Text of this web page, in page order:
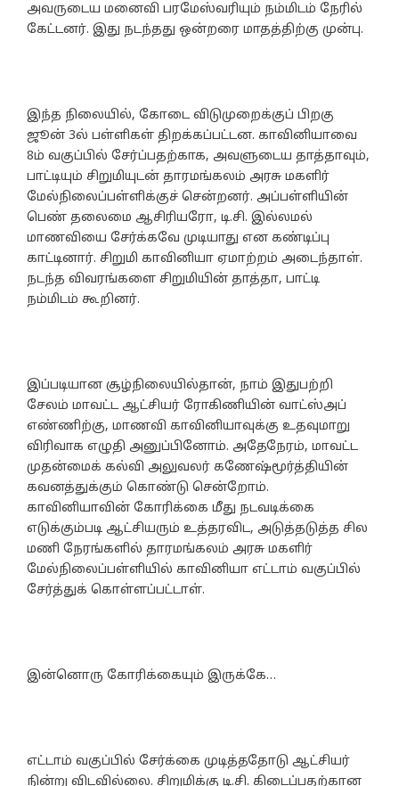
அவருடைய மனைவி பரமேஸ்வரியும் நம்மிடம் நேரில்
கேட்டனர். இது நடந்தது ஒன்றரை மாதத்திற்கு முன்பு.
இந்த நிலையில், கோடை விடுமுறைக்குப் பிறகு
ஜூன் 3ல் பள்ளிகள் திறக்கப்பட்டன. காவினியாவை
8ம் வகுப்பில் சேர்ப்பதற்காக, அவளுடைய தாத்தாவும்,
பாட்டியும் சிறுமியுடன் தாரமங்கலம் அரசு மகளிர்
மேல்நிலைப்பள்ளிக்குச் சென்றனர். அப்பள்ளியின்
பெண் தலைமை ஆசிரியரோ, டி.சி. இல்லமல்
மாணவியை சேர்க்கவே முடியாது என கண்டிப்பு
காட்டினார். சிறுமி காவினியா ஏமாற்றம் அடைந்தாள்.
நடந்த விவரங்களை சிறுமியின் தாத்தா, பாட்டி
நம்மிடம் கூறினர்.
இப்படியான சூழ்நிலையில்தான், நாம் இதுபற்றி
சேலம் மாவட்ட ஆட்சியர் ரோகிணியின் வாட்ஸ்அப்
எண்ணிற்கு, மாணவி காவினியாவுக்கு உதவுமாறு
விரிவாக எழுதி அனுப்பினோம். அதேநேரம், மாவட்ட
முதன்மைக் கல்வி அலுவலர் கணேஷ்மூர்த்தியின்
கவனத்துக்கும் கொண்டு சென்றோம்.
காவினியாவின் கோரிக்கை மீது நடவடிக்கை
எடுக்கும்படி ஆட்சியரும் உத்தரவிட, அடுத்தடுத்த சில
மணி நேரங்களில் தாரமங்கலம் அரசு மகளிர்
மேல்நிலைப்பள்ளியில் காவினியா எட்டாம் வகுப்பில்
சேர்த்துக் கொள்ளப்பட்டாள்.
இன்னொரு கோரிக்கையும் இருக்கே…
எட்டாம் வகுப்பில் சேர்க்கை முடித்ததோடு ஆட்சியர்
நின்று விடவில்லை. சிறுமிக்கு டி.சி. கிடைப்பதற்கான